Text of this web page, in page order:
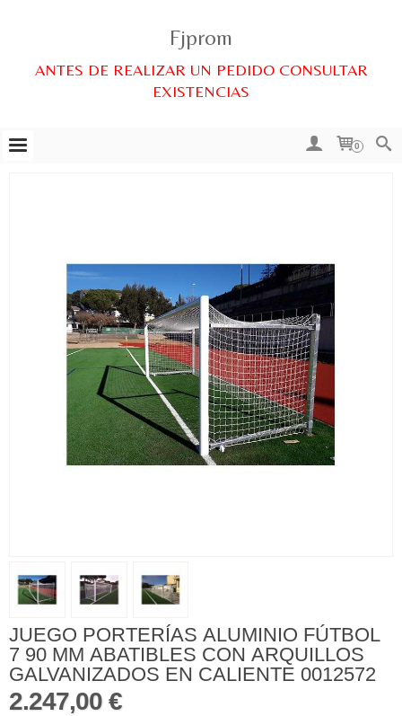
Fjprom
ANTES DE REALIZAR UN PEDIDO CONSULTAR
EXISTENCIAS
0
JUEGO PORTERÍAS ALUMINIO FÚTBOL
7 90 MM ABATIBLES CON ARQUILLOS
GALVANIZADOS EN CALIENTE 0012572
2.247,00 €